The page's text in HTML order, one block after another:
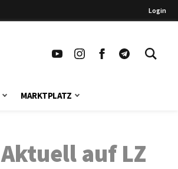
Login
MARKTPLATZ
Aktuell auf LZ